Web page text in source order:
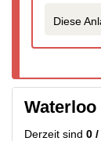
Diese
Waterloo
Derzeit sind 0 /